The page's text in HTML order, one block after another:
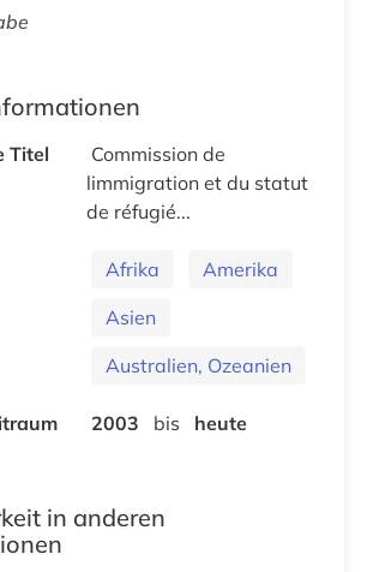
Titel
Commission de
limmigration et du statut
de réfugié...
Afrika
Amerika
Asien
Australien, Ozeanien
2003 bis heute
in anderen